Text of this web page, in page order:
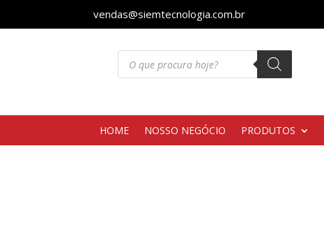
vendas@siemtecnologia.com.br
Pesquisar
produtos
HOME NOSSO NEGÓCIO PRODUTOS